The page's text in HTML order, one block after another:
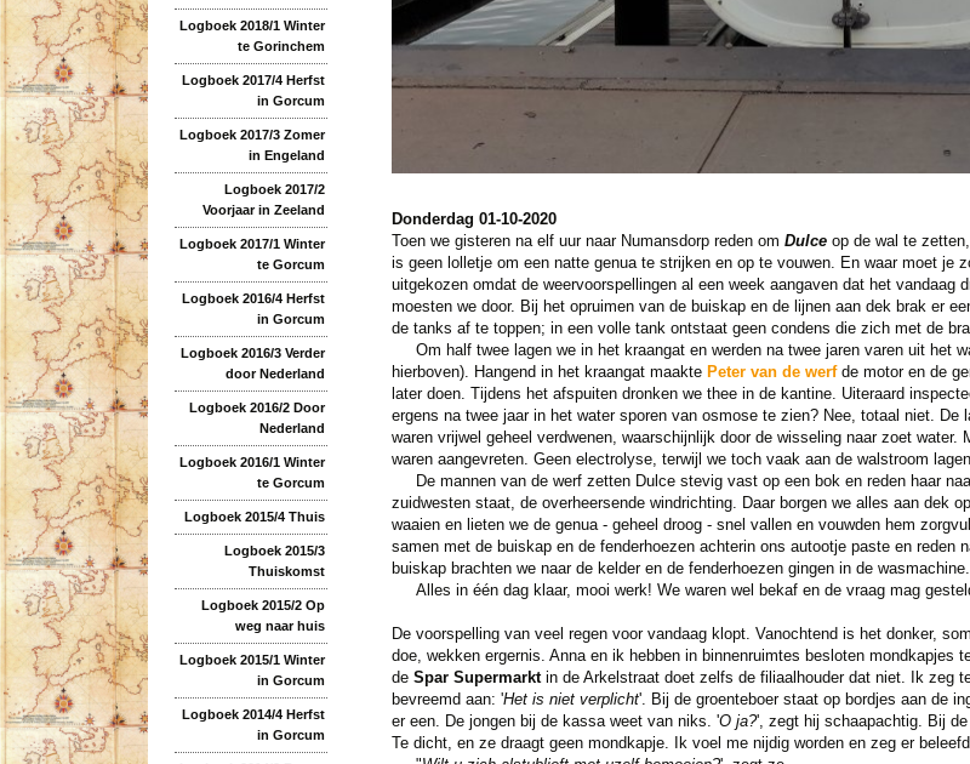
Logboek 2018/1 Winter
te Gorinchem
Logboek 2017/4 Herfst
in Gorcum
Logboek 2017/3 Zomer
in Engeland
Logboek 2017/2
Voorjaar in Zeeland
Logboek 2017/1 Winter
te Gorcum
Logboek 2016/4 Herfst
in Gorcum
Logboek 2016/3 Verder
door Nederland
Logboek 2016/2 Door
Nederland
Logboek 2016/1 Winter
te Gorcum
Logboek 2015/4 Thuis
Logboek 2015/3
Thuiskomst
Logboek 2015/2 Op
weg naar huis
Logboek 2015/1 Winter
in Gorcum
Logboek 2014/4 Herfst
in Gorcum
Donderdag 01-10-2020
Toen we gisteren na elf uur naar Numansdorp reden om Dulceop de wal te zetten,
is geen lolletje om een natte genua te strijken en op te vouwen. En waar moet je
uitgekozen omdat de weervoorspellingen al een week aangaven dat het vandaag
moesten we door. Bij het opruimen van de buiskap en de lijnen aan dek brak er
de tanks af te toppen; in een volle tank ontstaat geen condens die zich met de
Om half twee lagen we in het kraangat en werden na twee jaren varen uit het
hierboven). Hangend in het kraangat maakte Peter van de werfde motor en de
later doen. Tijdens het afspuiten dronken we thee in de kantine. Uiteraard
ergens na twee jaar in het water sporen van osmose te zien? Nee, totaal niet.
waren vrijwel geheel verdwenen, waarschijnlijk door de wisseling naar zoet
waren aangevreten. Geen electrolyse, terwijl we toch vaak aan de walstroom
De mannen van de werf zetten Dulce stevig vast op een bok en reden haar
zuidwesten staat, de overheersende windrichting. Daar borgen we alles aan dek
waaien en lieten we de genua - geheel droog - snel vallen en vouwden hem
samen met de buiskap en de fenderhoezen achterin ons autootje paste en reden
buiskap brachten we naar de kelder en de fenderhoezen gingen in de wasmachine.
Alles in één dag klaar, mooi werk! We waren wel bekaf en de vraag mag
De voorspelling van veel regen voor vandaag klopt. Vanochtend is het donker,
doe, wekken ergernis. Anna en ik hebben in binnenruimtes besloten mondkapjes
de Spar Supermarktin de Arkelstraat doet zelfs de filiaalhouder dat niet. Ik zeg
bevreemd aan: 'Het is niet verplicht'. Bij de groenteboer staat op bordjes aan de
er een. De jongen bij de kassa weet van niks. 'O ja?', zegt hij schaapachtig. Bij
Te dicht, en ze draagt geen mondkapje. Ik voel me nijdig worden en zeg er